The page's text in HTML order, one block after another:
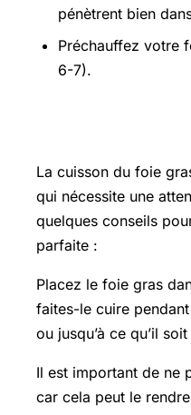
pénètrent bien
Préchauffez votre
6-7).
La cuisson du foie
qui nécessite une
quelques conseils
parfaite :
Placez le foie gras
faites-le cuire
ou jusqu’à ce qu’il
Il est important de ne
car cela peut le